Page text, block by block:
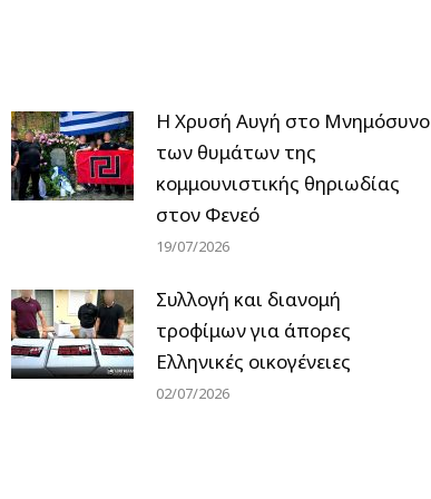
Η Χρυσή Αυγή στο Μνημόσυνο
των θυμάτων της
κομμουνιστικής θηριωδίας
στον Φενεό
19/07/2026
Συλλογή και διανομή
τροφίμων για άπορες
Ελληνικές οικογένειες
02/07/2026